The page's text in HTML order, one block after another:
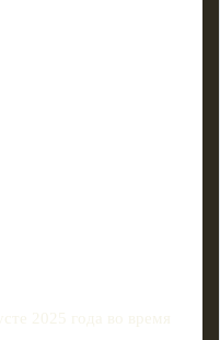
2025 года во время